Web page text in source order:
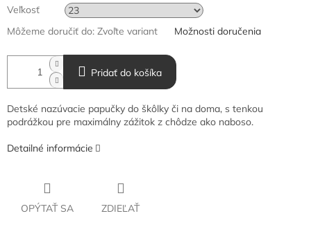
Veľkosť
Môžeme doručiť do: Zvoľte variant Možnosti doručenia
Pridať do košíka
Detské nazúvacie papučky do škôlky či na doma, s tenkou
podrážkou pre maximálny zážitok z chôdze ako naboso.
Detailné informácie
OPÝTAŤ SA ZDIEĽAŤ